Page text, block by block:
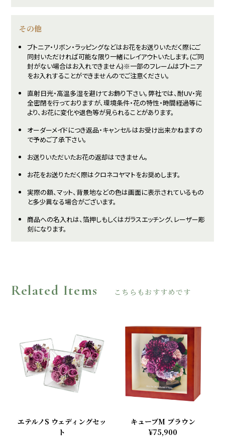
その他
ブトニア・リボン・ラッピングなどはお花をお送りいただく際にご
同封いただければ可能な限り一緒にレイアウトいたします。(ご同
封がない場合はお入れできません)※一部のフレームはブトニア
をお入れすることができませんのでご注意ください。
直射日光・高温多湿を避けてお飾り下さい。弊社では、耐UV・完
全密閉を行っておりますが、環境条件・花の特性・時間経過等に
より、お花に変化や退色等が見られることがあります。
オーダーメイドにつき返品・キャンセルはお受け出来かねますの
で予めご了承下さい。
お送りいただいたお花の返却はできません。
お花をお送りただく際はクロネコヤマトをお奨めします。
実際の額、マット、背景地などの色は画面に表示されているもの
と多少異なる場合がございます。
商品への名入れは、箔押しもしくはガラスエッチング、レーザー彫
刻になります。
Related Items こちらもおすすめです
エテルノS ウェディングセッ
ト
キューブM ブラウン
¥75,900